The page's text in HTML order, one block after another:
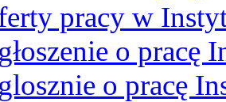
pracy w
o pracę
o pracę